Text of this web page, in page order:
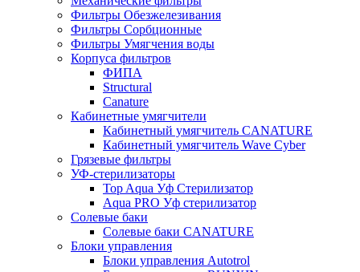
Фильтры Обезжелезивания
Фильтры Сорбционные
Фильтры Умягчения воды
Корпуса фильтров
ФИПА
Structural
Canature
Кабинетные умягчители
Кабинетный умягчитель CANATURE
Кабинетный умягчитель Wave Cyber
Грязевые фильтры
УФ-стерилизаторы
Top Aqua Уф Стерилизатор
Aqua PRO Уф стерилизатор
Солевые баки
Солевые баки CANATURE
Блоки управления
Блоки управления Autotrol